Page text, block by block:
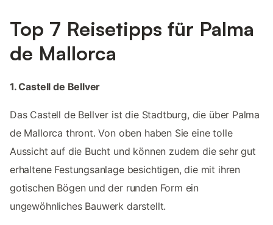
Top 7 Reisetipps für Palma
de Mallorca
1. Castell de Bellver
Das Castell de Bellver ist die Stadtburg, die über Palma
de Mallorca thront. Von oben haben Sie eine tolle
Aussicht auf die Bucht und können zudem die sehr gut
erhaltene Festungsanlage besichtigen, die mit ihren
gotischen Bögen und der runden Form ein
ungewöhnliches Bauwerk darstellt.